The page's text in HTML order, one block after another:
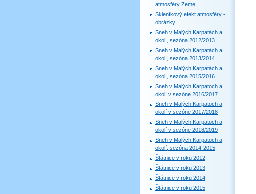
atmosféry Zeme
Skleníkový efekt atmosféry -
obrázky
Sneh v Malých Karpatách a
okolí, sezóna 2012/2013
Sneh v Malých Karpatách a
okolí, sezóna 2013/2014
Sneh v Malých Karpatách a
okolí, sezóna 2015/2016
Sneh v Malých Karpatoch a
okolí v sezóne 2016/2017
Sneh v Malých Karpatoch a
okolí v sezóne 2017/2018
Sneh v Malých Karpatoch a
okolí v sezóne 2018/2019
Sneh v Malých Karpatoch a
okolí, sezóna 2014-2015
Štátnice v roku 2012
Štátnice v roku 2013
Štátnice v roku 2014
Štátnice v roku 2015